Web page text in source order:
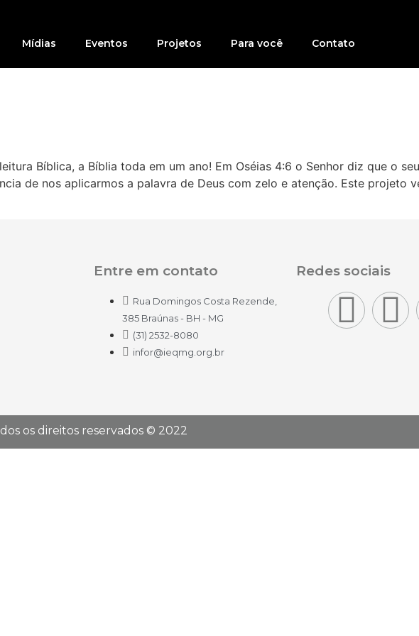
Mídias Eventos Projetos Para você Contato
Bíblica, a Bíblia toda em um ano! Em Oséias 4:6 o Senhor diz que o
de nos aplicarmos a palavra de Deus com zelo e atenção. Este projeto
Entre em contato
Rua Domingos Costa Rezende,
385 Braúnas - BH - MG
(31) 2532-8080
infor@ieqmg.org.br
Redes sociais
os direitos reservados © 2022